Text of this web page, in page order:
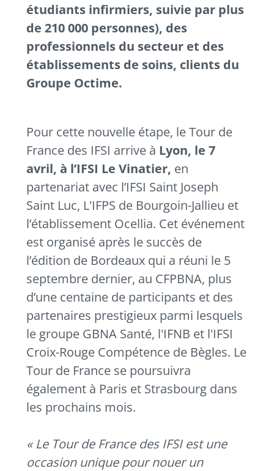
étudiants infirmiers, suivie par plus
de 210 000 personnes), des
professionnels du secteur et des
établissements de soins, clients du
Groupe Octime.
Pour cette nouvelle étape, le Tour de
France des IFSI arrive à Lyon, le 7
avril, à l’IFSI Le Vinatier, en
partenariat avec l’IFSI Saint Joseph
Saint Luc, L'IFPS de Bourgoin-Jallieu et
l’établissement Ocellia. Cet événement
est organisé après le succès de
l’édition de Bordeaux qui a réuni le 5
septembre dernier, au CFPBNA, plus
d’une centaine de participants et des
partenaires prestigieux parmi lesquels
le groupe GBNA Santé, l'IFNB et l'IFSI
Croix-Rouge Compétence de Bègles. Le
Tour de France se poursuivra
également à Paris et Strasbourg dans
les prochains mois.
« Le Tour de France des IFSI est une
occasion unique pour nouer un